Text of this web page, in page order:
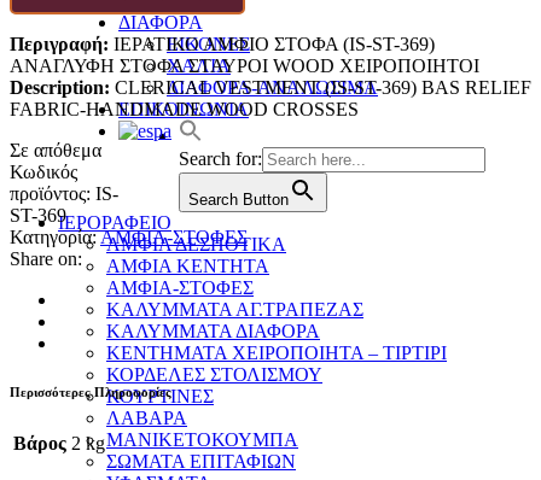
ΔΙΑΦΟΡΑ
ΕΙΚΟΝΕΣ
ΧΑΛΙΑ
ΔΙΑΦΟΡΑ-ΑΝΑΛΩΣΙΜΑ
ΕΠΙΚΟΙΝΩΝΙΑ
Search for:
Search Button
ΙΕΡΟΡΑΦΕΙΟ
ΑΜΦΙΑ ΔΕΣΠΟΤΙΚΑ
ΑΜΦΙΑ ΚΕΝΤΗΤΑ
ΑΜΦΙΑ-ΣΤΟΦΕΣ
ΚΑΛΥΜΜΑΤΑ ΑΓ.ΤΡΑΠΕΖΑΣ
ΚΑΛΥΜΜΑΤΑ ΔΙΑΦΟΡΑ
ΚΕΝΤΗΜΑΤΑ ΧΕΙΡΟΠΟΙΗΤΑ – ΤΙΡΤΙΡΙ
ΚΟΡΔΕΛΕΣ ΣΤΟΛΙΣΜΟΥ
ΚΟΥΡΤΙΝΕΣ
ΛΑΒΑΡΑ
ΜΑΝΙΚΕΤΟΚΟΥΜΠΑ
ΣΩΜΑΤΑ ΕΠΙΤΑΦΙΩΝ
Περιγραφή: ΙΕΡΑΤΙΚΟ ΑΜΦΙΟ ΣΤΟΦΑ (IS-ST-369)
ΑΝΑΓΛΥΦΗ ΣΤΟΦΑ ΣΤΑΥΡΟΙ WOOD ΧΕΙΡΟΠΟΙΗΤΟΙ
Description: CLERICAL VESTMENT (IS-ST-369) BAS RELIEF
FABRIC-HANDMADE WOOD CROSSES
Σε απόθεμα
Κωδικός
προϊόντος: IS-
ST-369
Κατηγορία:ΑΜΦΙΑ-ΣΤΟΦΕΣ
Share on:
Περισσότερες Πληροφορίες
Βάρος 2 kg